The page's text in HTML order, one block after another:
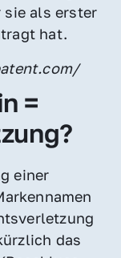
sie als erster
hat.
=
einer
das